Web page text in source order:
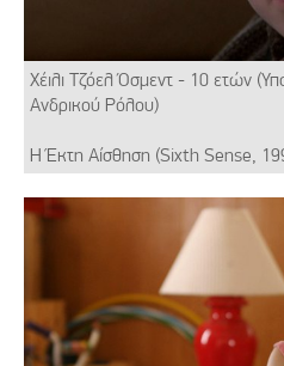
Χέιλι Τζόελ Όσμεντ - 10 ετών
Ανδρικού Ρόλου)
Η Έκτη Αίσθηση (Sixth Sense,